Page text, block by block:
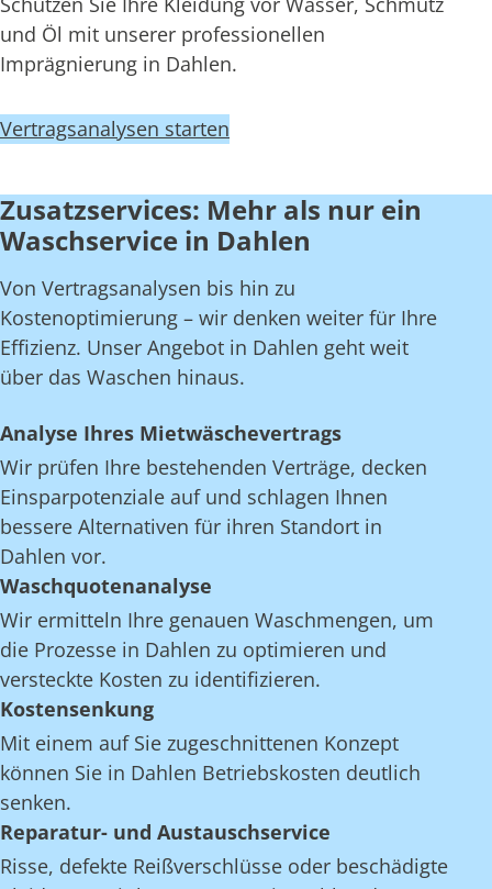
und Öl mit unserer professionellen
Imprägnierung in Dahlen.
Vertragsanalysen starten
Zusatzservices: Mehr als nur ein
Waschservice in Dahlen
Von Vertragsanalysen bis hin zu
Kostenoptimierung – wir denken weiter für Ihre
Effizienz. Unser Angebot in Dahlen geht weit
über das Waschen hinaus.
Analyse Ihres Mietwäschevertrags
Wir prüfen Ihre bestehenden Verträge, decken
Einsparpotenziale auf und schlagen Ihnen
bessere Alternativen für ihren Standort in
Dahlen vor.
Waschquotenanalyse
Wir ermitteln Ihre genauen Waschmengen, um
die Prozesse in Dahlen zu optimieren und
versteckte Kosten zu identifizieren.
Kostensenkung
Mit einem auf Sie zugeschnittenen Konzept
können Sie in Dahlen Betriebskosten deutlich
senken.
Reparatur- und Austauschservice
Risse, defekte Reißverschlüsse oder beschädigte